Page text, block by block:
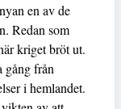
en av de
Redan som
kriget bröt ut.
gång från
i hemlandet.